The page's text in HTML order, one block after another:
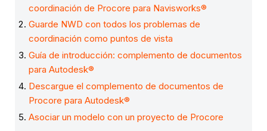
coordinación de Procore para Navisworks®
Guarde NWD con todos los problemas de
coordinación como puntos de vista
Guía de introducción: complemento de documentos
para Autodesk®
Descargue el complemento de documentos de
Procore para Autodesk®
Asociar un modelo con un proyecto de Procore